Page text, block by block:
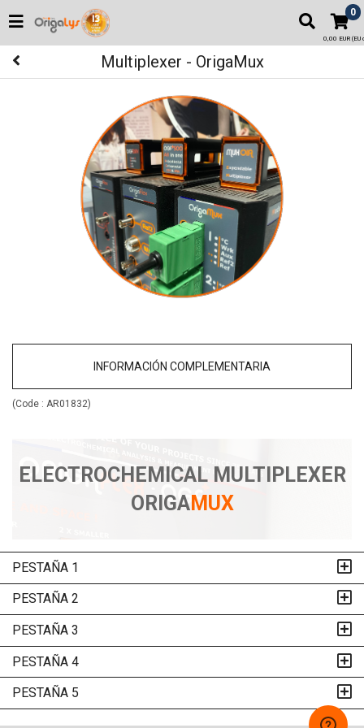
0
0,00 EUR (EU
Multiplexer - OrigaMux
INFORMACIÓN COMPLEMENTARIA
(Code : AR01832)
ELECTROCHEMICAL MULTIPLEXER
ORIGAMUX
PESTAÑA 1
PESTAÑA 2
PESTAÑA 3
PESTAÑA 4
PESTAÑA 5